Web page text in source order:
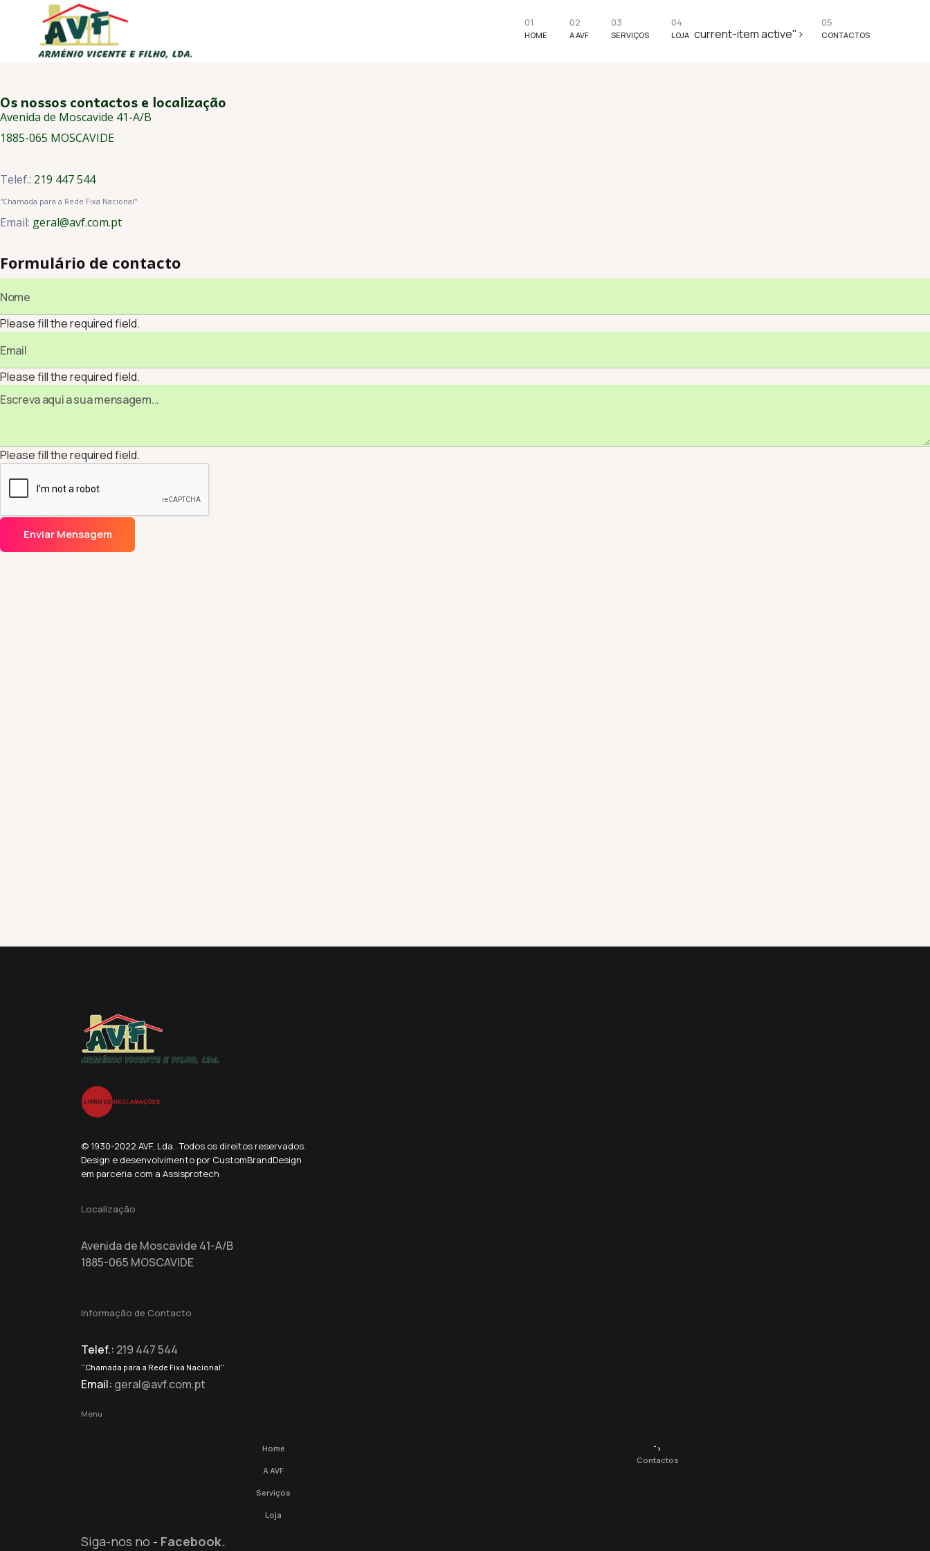
HOME
01
A AVF
02
SERVIÇOS
03
LOJA
04
current-item active"> CONTACTOS
05
Os nossos contactos e localização
Avenida de Moscavide 41-A/B
1885-065 MOSCAVIDE
Telef.: 219 447 544
''Chamada para a Rede Fixa Nacional''
Email: geral@avf.com.pt
Formulário de contacto
Please fill the required field.
Please fill the required field.
Please fill the required field.
Enviar Mensagem
© 1930-2022 AVF, Lda.. Todos os direitos reservados.
Design e desenvolvimento por CustomBrandDesign
em parceria com a Assisprotech
Localização
Avenida de Moscavide 41-A/B
1885-065 MOSCAVIDE
Informação de Contacto
Telef.: 219 447 544
''Chamada para a Rede Fixa Nacional''
Email: geral@avf.com.pt
Menu
Home
A AVF
Serviços
Loja
">
Contactos
Siga-nos no - Facebook.